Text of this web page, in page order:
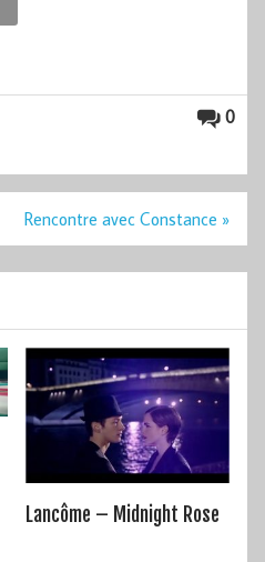
0
Rencontre avec Constance »
Lancôme – Midnight Rose